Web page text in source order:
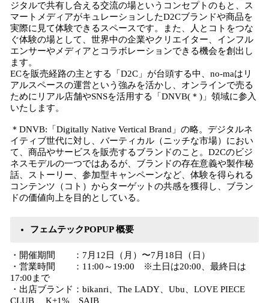
ジタルで共有し合える交流の場というコンセプトのもと、ス
マートメディアがキュレーションしたD2Cブランドや商品を
実際に見て体験できるスペースです。また、人とコトをつな
ぐ体験の場として、世界中の企業やクリエイター、インフル
エンサーやメディアとコラボレーションできる機会を創出し
ます。
ECを販売経路の主とする「D2C」が台頭する中、no-maはリ
アルスペースの運営という強みを活かし、オンラインで売る
ためにリアル店舗やSNSを活用する「DNVB(＊)」領域に参入
いたします。
＊DNVB:「Digitally Native Vertical Brand」の略。デジタルネ
イティブ世代に対し、バーティカル（ニッチな市場）におい
て、商品やサービスを販売するブランドのこと。D2Cのビジ
ネスモデルの一つではあるが、ブランドの存在意義や製作秘
話、ストーリー、参加型キャンペーンなど、体験を得られる
コンテンツ（コト）からターゲットの共感を獲得し、ブラン
ドの価値向上を目的としている。
フェムテックPOPUP 概要
・開催期間 ：7月12日（月）〜7月18日（日）
・営業時間 ：11:00～19:00 ※土日は20:00、最終日は
17:00まで
・出店ブランド：bikanri、The LADY、Ubu、LOVE PIECE
CLUB 、K+1%、SAIB